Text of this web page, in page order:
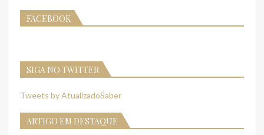
FACEBOOK
SIGA NO TWITTER
Tweets by AtualizadoSaber
ARTIGO EM DESTAQUE